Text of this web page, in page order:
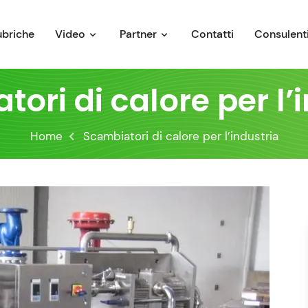
Video Partner Contatti
di calore per
Home Scambiatori di calore per l’industria